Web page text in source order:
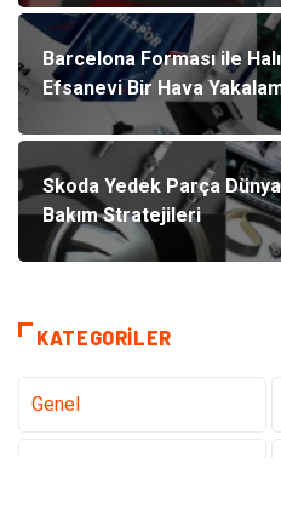
Barcelona Forması ile
Efsanevi Bir Hava
Skoda Yedek Parça
Bakım Stratejileri
KATEGORILER
Genel